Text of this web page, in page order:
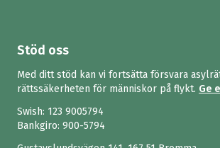
Stöd oss
Med ditt stöd kan vi fortsätta försvara
rättssäkerheten för människor på flykt. Ge
Swish: 123 9005794
Bankgiro: 900-5794